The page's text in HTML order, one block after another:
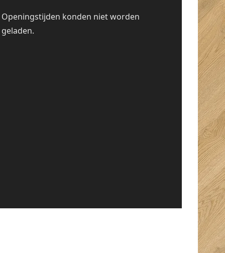
Openingstijden konden niet worden
geladen.